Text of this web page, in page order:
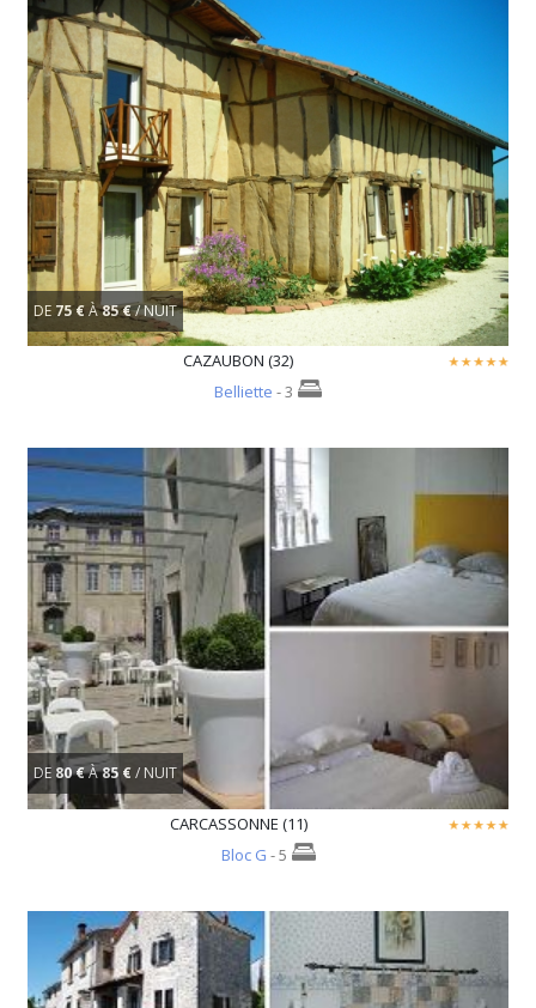
DE 75 €À85 €/ NUIT
CAZAUBON (32)
Belliette - 3
DE 80 €À85 €/ NUIT
CARCASSONNE (11)
Bloc G - 5